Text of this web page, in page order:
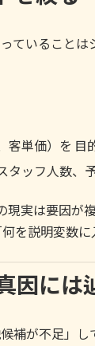
ていること
客単価）を 目
タッフ人数、
実は要因が
を説明変数
因には
補が不足」